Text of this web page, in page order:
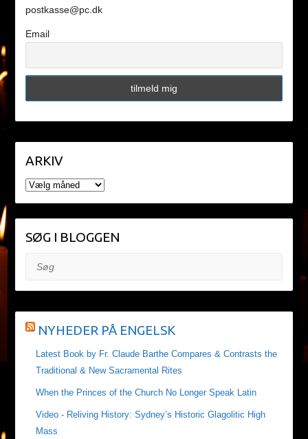
postkasse@pc.dk
Email
ARKIV
ARKIV
SØG I BLOGGEN
Søg
NYHEDER PÅ ENGELSK
Latest Book by Fr. Claude Barthe Compares & Contrasts the
Traditional & New Sacramental Rites
When the Princes of the Church No Longer Speak Latin
Video - Reliving History: Sydney’s Historic Glagolitic High
Mass